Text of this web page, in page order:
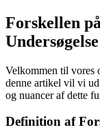
Forskellen
Undersøgelse
Velkommen til vores
denne artikel vil vi
og nuancer af dette
Definition af